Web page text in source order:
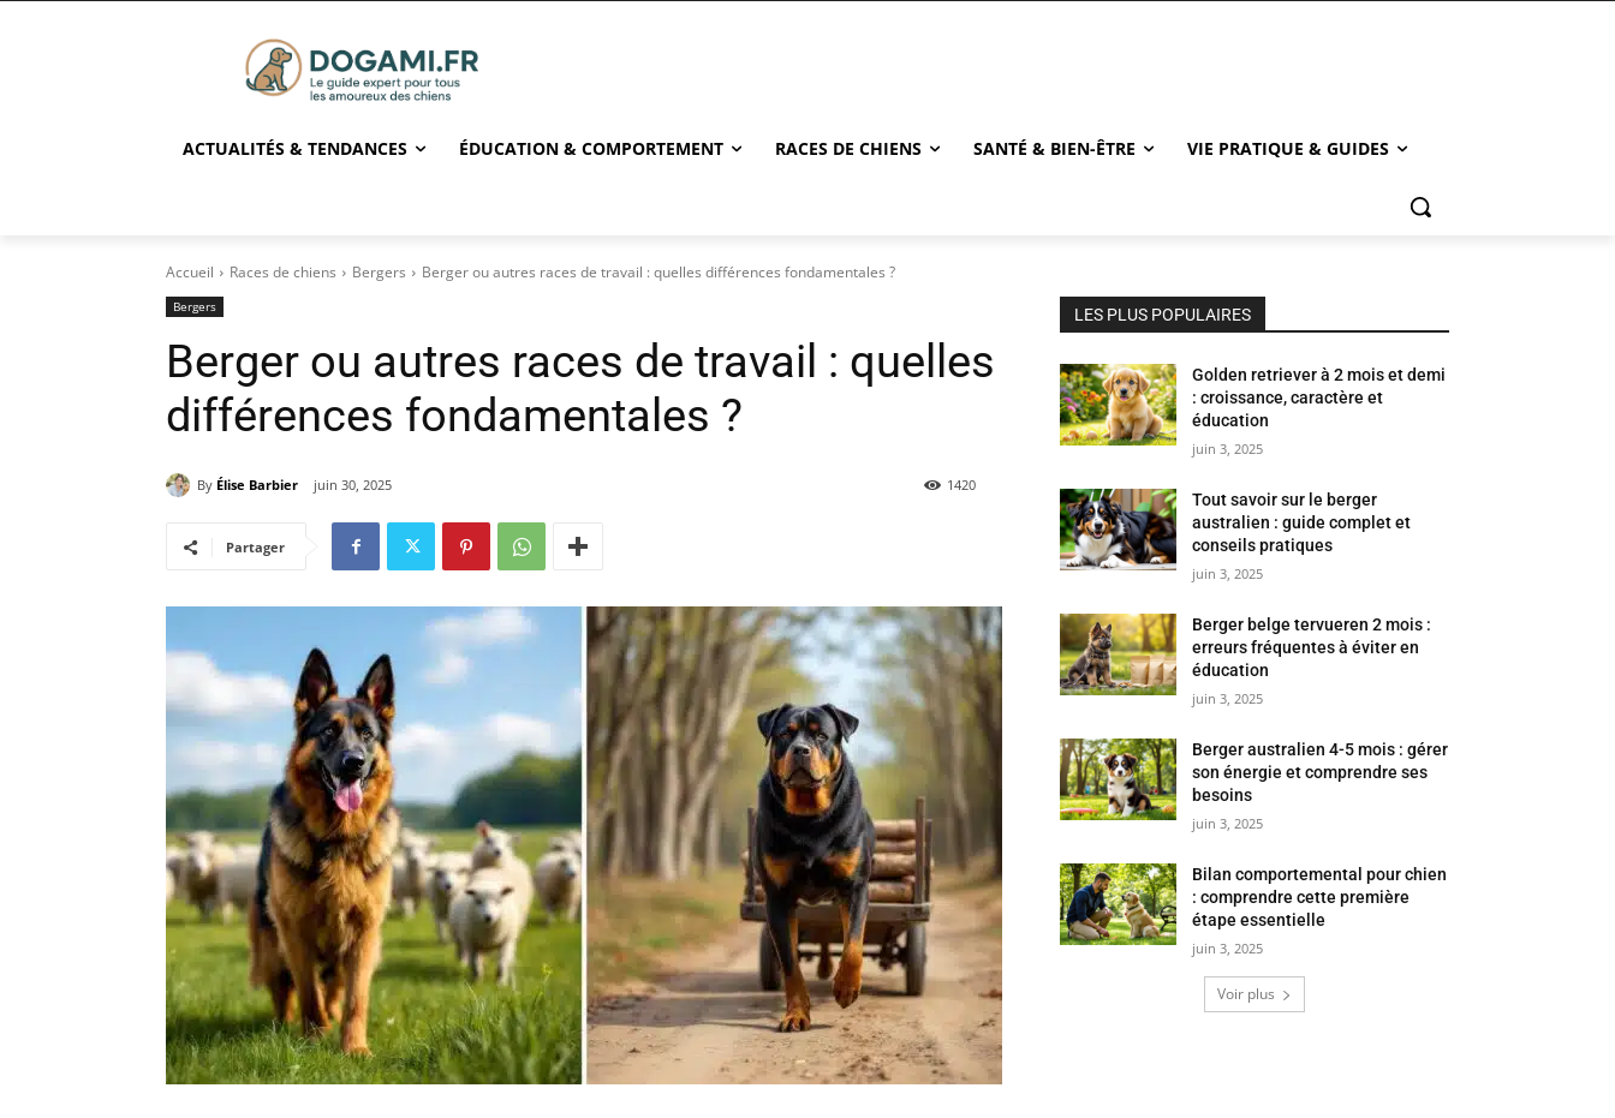
ACTUALITÉS & TENDANCES ÉDUCATION & COMPORTEMENT RACES DE CHIENS SANTÉ & BIEN-ÊTRE VIE PRATIQUE & GUIDES
Accueil Races de chiens Bergers Berger ou autres races de travail : quelles différences fondamentales ?
Bergers
Berger ou autres races de travail : quelles
différences fondamentales ?
By Élise Barbier juin 30, 2025 1420
Partager
LES PLUS POPULAIRES
Golden retriever à 2 mois et demi
: croissance, caractère et
éducation
juin 3, 2025
Tout savoir sur le berger
australien : guide complet et
conseils pratiques
juin 3, 2025
Berger belge tervueren 2 mois :
erreurs fréquentes à éviter en
éducation
juin 3, 2025
Berger australien 4-5 mois : gérer
son énergie et comprendre ses
besoins
juin 3, 2025
Bilan comportemental pour chien
: comprendre cette première
étape essentielle
juin 3, 2025
Voir plus